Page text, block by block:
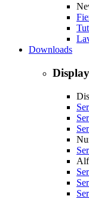
Downloads